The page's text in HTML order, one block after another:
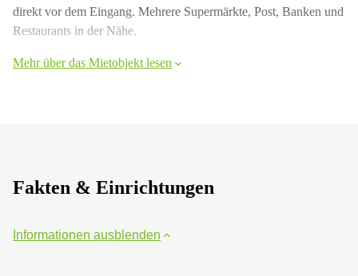
direkt vor dem Eingang. Mehrere Supermärkte, Post, Banken und
Restaurants in der Nähe.
Mehr über das Mietobjekt lesen
Fakten & Einrichtungen
Informationen ausblenden